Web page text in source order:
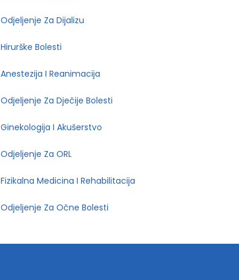
Odjeljenje Za Dijalizu
Hirurške Bolesti
Anestezija I Reanimacija
Odjeljenje Za Dječije Bolesti
Ginekologija I Akušerstvo
Odjeljenje Za ORL
Fizikalna Medicina I Rehabilitacija
Odjeljenje Za Očne Bolesti